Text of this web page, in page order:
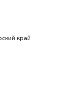
край